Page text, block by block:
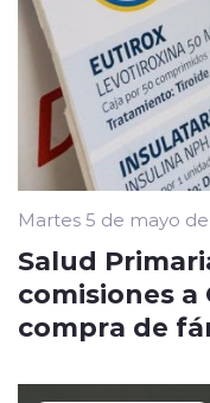
Martes 5 de mayo
Salud
comisiones a
compra de